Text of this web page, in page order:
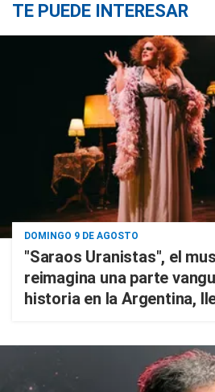
TE PUEDE INTERESAR
DOMINGO 9 DE AGOSTO
"Saraos Uranistas", el
reimagina una parte
historia en la Argentina,